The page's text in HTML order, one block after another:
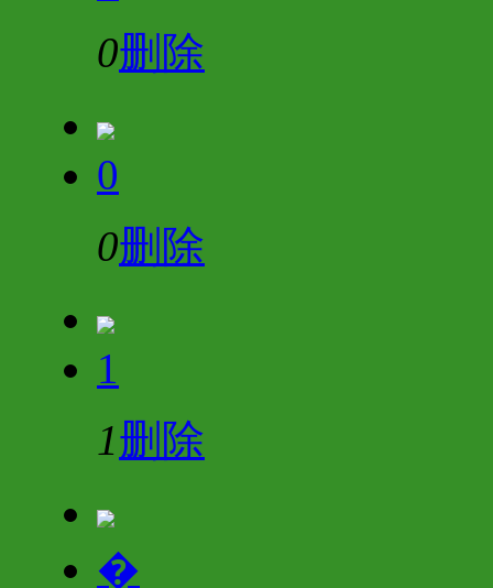
0删除
0
0删除
1
1删除
�